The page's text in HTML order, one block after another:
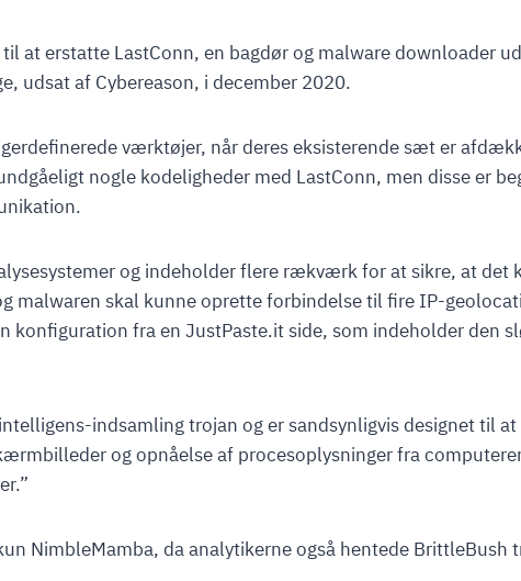
at erstatte LastConn, en bagdør og malware downloader
udsat af Cybereason, i december 2020.
værktøjer, når deres eksisterende sæt er
nogle kodeligheder med LastConn, men disse er
og indeholder flere rækværk for at sikre, at det
malwaren skal kunne oprette forbindelse til fire IP-
fra en JustPaste.it side, som indeholder den
indsamling trojan og er sandsynligvis designet til
og opnåelse af procesoplysninger fra
NimbleMamba, da analytikerne også hentede BrittleBush